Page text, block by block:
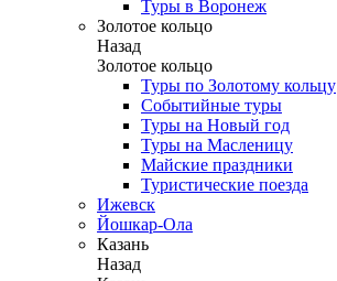
Туры в Воронеж
Золотое кольцо
Назад
Золотое кольцо
Туры по Золотому кольцу
Событийные туры
Туры на Новый год
Туры на Масленицу
Майские праздники
Туристические поезда
Ижевск
Йошкар-Ола
Казань
Назад